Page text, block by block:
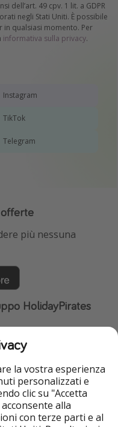
dell’art. 49 cpv. 1 lit. a GDPR
negli Stati Uniti. È possibile
in qualsiasi momento. Per
informativa sulla privacy.
Instagram
TikTok
Telegram
più nessuna
HolidayPirates
la vostra esperienza
personalizzati e
clic su "Accetta
alla
con terze parti e al